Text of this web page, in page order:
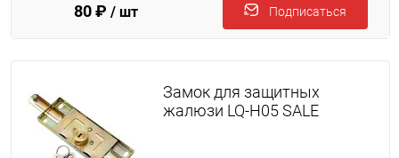
80 ₽ / шт Подписаться
Замок для защитных
жалюзи LQ-H05 SALE